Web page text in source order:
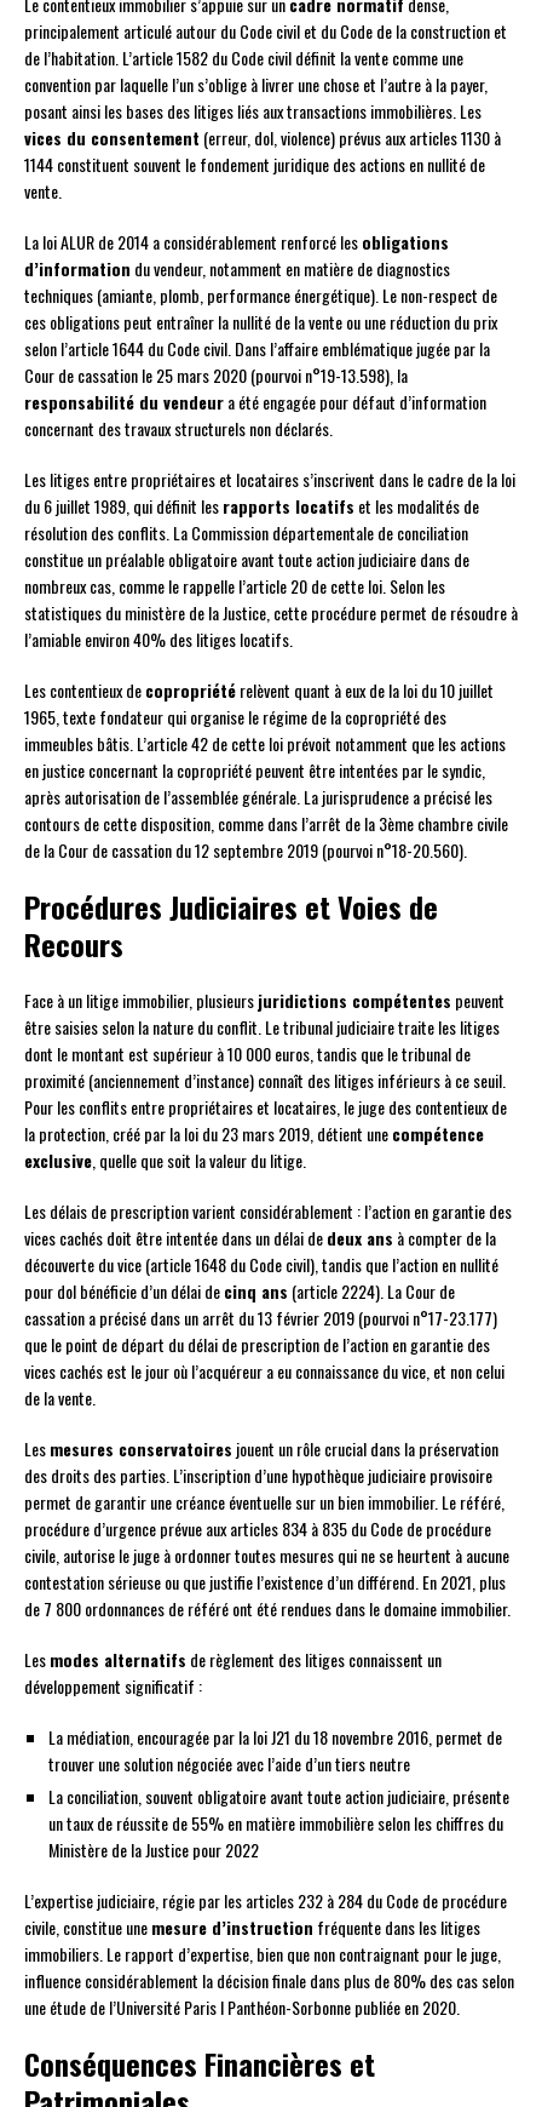
principalement articulé autour du Code civil et du Code de la construction et
de l’habitation. L’article 1582 du Code civil définit la vente comme une
convention par laquelle l’un s’oblige à livrer une chose et l’autre à la payer,
posant ainsi les bases des litiges liés aux transactions immobilières. Les
vices du consentement (erreur, dol, violence) prévus aux articles 1130 à
1144 constituent souvent le fondement juridique des actions en nullité de
vente.
La loi ALUR de 2014 a considérablement renforcé lesobligations
d’information du vendeur, notamment en matière de diagnostics
techniques (amiante, plomb, performance énergétique). Le non-respect de
ces obligations peut entraîner la nullité de la vente ou une réduction du prix
selon l’article 1644 du Code civil. Dans l’affaire emblématique jugée par la
Cour de cassation le 25 mars 2020 (pourvoi n°19-13.598), la
responsabilité du vendeura été engagée pour défaut d’information
concernant des travaux structurels non déclarés.
Les litiges entre propriétaires et locataires s’inscrivent dans le cadre de la loi
du 6 juillet 1989, qui définit lesrapports locatifs et les modalités de
résolution des conflits. La Commission départementale de conciliation
constitue un préalable obligatoire avant toute action judiciaire dans de
nombreux cas, comme le rappelle l’article 20 de cette loi. Selon les
statistiques du ministère de la Justice, cette procédure permet de résoudre à
l’amiable environ 40% des litiges locatifs.
Les contentieux decopropriétérelèvent quant à eux de la loi du 10 juillet
1965, texte fondateur qui organise le régime de la copropriété des
immeubles bâtis. L’article 42 de cette loi prévoit notamment que les actions
en justice concernant la copropriété peuvent être intentées par le syndic,
après autorisation de l’assemblée générale. La jurisprudence a précisé les
contours de cette disposition, comme dans l’arrêt de la 3ème chambre civile
de la Cour de cassation du 12 septembre 2019 (pourvoi n°18-20.560).
Procédures Judiciaires et Voies de
Recours
Face à un litige immobilier, plusieursjuridictions compétentes peuvent
être saisies selon la nature du conflit. Le tribunal judiciaire traite les litiges
dont le montant est supérieur à 10 000 euros, tandis que le tribunal de
proximité (anciennement d’instance) connaît des litiges inférieurs à ce seuil.
Pour les conflits entre propriétaires et locataires, le juge des contentieux de
la protection, créé par la loi du 23 mars 2019, détient unecompétence
exclusive, quelle que soit la valeur du litige.
Les délais de prescription varient considérablement : l’action en garantie des
vices cachés doit être intentée dans un délai dedeux ans à compter de la
découverte du vice (article 1648 du Code civil), tandis que l’action en nullité
pour dol bénéficie d’un délai decinq ans (article 2224). La Cour de
cassation a précisé dans un arrêt du 13 février 2019 (pourvoi n°17-23.177)
que le point de départ du délai de prescription de l’action en garantie des
vices cachés est le jour où l’acquéreur a eu connaissance du vice, et non celui
de la vente.
Lesmesures conservatoires jouent un rôle crucial dans la préservation
des droits des parties. L’inscription d’une hypothèque judiciaire provisoire
permet de garantir une créance éventuelle sur un bien immobilier. Le référé,
procédure d’urgence prévue aux articles 834 à 835 du Code de procédure
civile, autorise le juge à ordonner toutes mesures qui ne se heurtent à aucune
contestation sérieuse ou que justifie l’existence d’un différend. En 2021, plus
de 7 800 ordonnances de référé ont été rendues dans le domaine immobilier.
Lesmodes alternatifs de règlement des litiges connaissent un
développement significatif :
La médiation, encouragée par la loi J21 du 18 novembre 2016, permet de
trouver une solution négociée avec l’aide d’un tiers neutre
La conciliation, souvent obligatoire avant toute action judiciaire, présente
un taux de réussite de 55% en matière immobilière selon les chiffres du
Ministère de la Justice pour 2022
L’expertise judiciaire, régie par les articles 232 à 284 du Code de procédure
civile, constitue unemesure d’instruction fréquente dans les litiges
immobiliers. Le rapport d’expertise, bien que non contraignant pour le juge,
influence considérablement la décision finale dans plus de 80% des cas selon
une étude de l’Université Paris I Panthéon-Sorbonne publiée en 2020.
Conséquences Financières et